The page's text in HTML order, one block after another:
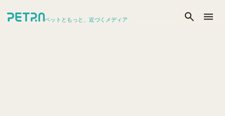
ペットともっと、近づくメディア